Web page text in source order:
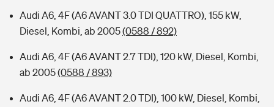
Audi A6, 4F (A6 AVANT 3.0 TDI QUATTRO), 155 kW,
Diesel, Kombi, ab 2005(0588 / 892)
Audi A6, 4F (A6 AVANT 2.7 TDI), 120 kW, Diesel, Kombi,
ab 2005(0588 / 893)
Audi A6, 4F (A6 AVANT 2.0 TDI), 100 kW, Diesel, Kombi,